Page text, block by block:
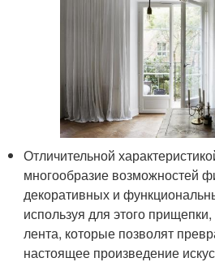
Отличительной
многообразие возможностей
декоративных и
используя для этого
лента, которые позволят
настоящее произведение